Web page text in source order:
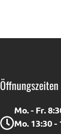
Öffnungszeiten
Mo. - Fr.
Mo. 13:30 -